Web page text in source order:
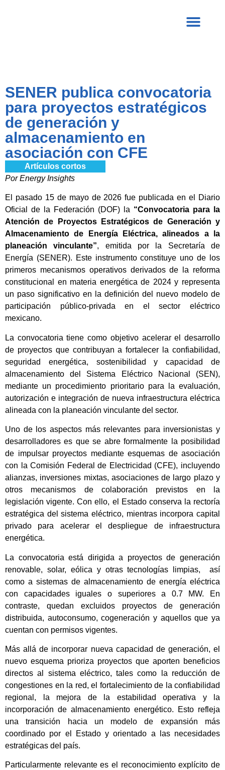
SENER publica convocatoria
para proyectos estratégicos
de generación y
almacenamiento en
asociación con CFE
Artículos cortos
Por Energy Insights
El pasado 15 de mayo de 2026 fue publicada en el Diario
Oficial de la Federación (DOF) la “Convocatoria para la
Atención de Proyectos Estratégicos de Generación y
Almacenamiento de Energía Eléctrica, alineados a la
planeación vinculante”, emitida por la Secretaría de
Energía (SENER). Este instrumento constituye uno de los
primeros mecanismos operativos derivados de la reforma
constitucional en materia energética de 2024 y representa
un paso significativo en la definición del nuevo modelo de
participación público-privada en el sector eléctrico
mexicano.
La convocatoria tiene como objetivo acelerar el desarrollo
de proyectos que contribuyan a fortalecer la confiabilidad,
seguridad energética, sostenibilidad y capacidad de
almacenamiento del Sistema Eléctrico Nacional (SEN),
mediante un procedimiento prioritario para la evaluación,
autorización e integración de nueva infraestructura eléctrica
alineada con la planeación vinculante del sector.
Uno de los aspectos más relevantes para inversionistas y
desarrolladores es que se abre formalmente la posibilidad
de impulsar proyectos mediante esquemas de asociación
con la Comisión Federal de Electricidad (CFE), incluyendo
alianzas, inversiones mixtas, asociaciones de largo plazo y
otros mecanismos de colaboración previstos en la
legislación vigente. Con ello, el Estado conserva la rectoría
estratégica del sistema eléctrico, mientras incorpora capital
privado para acelerar el despliegue de infraestructura
energética.
La convocatoria está dirigida a proyectos de generación
renovable, solar, eólica y otras tecnologías limpias, así
como a sistemas de almacenamiento de energía eléctrica
con capacidades iguales o superiores a 0.7 MW. En
contraste, quedan excluidos proyectos de generación
distribuida, autoconsumo, cogeneración y aquellos que ya
cuentan con permisos vigentes.
Más allá de incorporar nueva capacidad de generación, el
nuevo esquema prioriza proyectos que aporten beneficios
directos al sistema eléctrico, tales como la reducción de
congestiones en la red, el fortalecimiento de la confiabilidad
regional, la mejora de la estabilidad operativa y la
incorporación de almacenamiento energético. Esto refleja
una transición hacia un modelo de expansión más
coordinado por el Estado y orientado a las necesidades
estratégicas del país.
Particularmente relevante es el reconocimiento explícito de